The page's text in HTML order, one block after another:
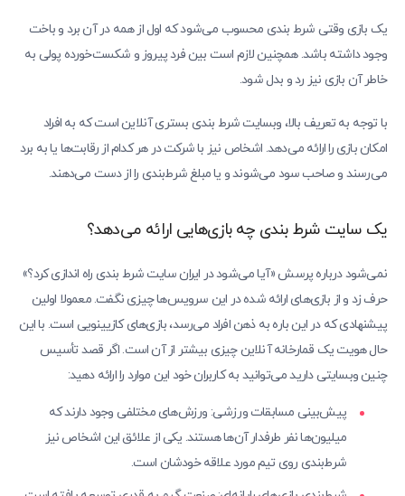
یک بازی وقتی شرط بندی محسوب می‌شود که اول از همه در آن برد و باخت
وجود داشته باشد. همچنین لازم است بین فرد پیروز و شکست‌خورده پولی به
خاطر آن بازی نیز رد و بدل شود.
با توجه به تعریف بالا، وبسایت شرط بندی بستری آنلاین است که به افراد
امکان بازی را ارائه می‌دهد. اشخاص نیز با شرکت در هر کدام از رقابت‌ها یا به برد
می‌رسند و صاحب سود می‌شوند و یا مبلغ شرط‌بندی را از دست می‌دهند.
یک سایت شرط بندی چه بازی‌هایی ارائه می‌دهد؟
نمی‌شود درباره پرسش «آیا می‌شود در ایران سایت شرط بندی راه اندازی کرد؟»
حرف زد و از بازی‌های ارائه شده در این سرویس‌ها چیزی نگفت. معمولا اولین
پیشنهادی که در این باره به ذهن افراد می‌رسد، بازی‌های کازیینویی است. با این
حال هویت یک قمارخانه آنلاین چیزی بیشتر از آن است. اگر قصد تأسیس
چنین وبسایتی دارید می‌توانید به کاربران خود این موارد را ارائه دهید:
پیش‌بینی مسابقات ورزشی: ورزش‌های مختلفی وجود دارند که
میلیون‌ها نفر طرفدار آن‌ها هستند. یکی از علائق این اشخاص نیز
شرط‌بندی روی تیم مورد علاقه خودشان است.